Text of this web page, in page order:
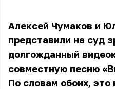
Алексей Чумаков и
представили на суд
долгожданный
совместную песню
По словам обоих, это